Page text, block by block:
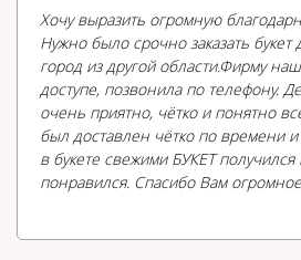
Хочу выразить огромную
Нужно было срочно заказать букет
город из другой области.Фирму
доступе, позвонила по телефону.
очень приятно, чётко и понятно
был доставлен чётко по времени
в букете свежими БУКЕТ
понравился. Спасибо Вам огромное